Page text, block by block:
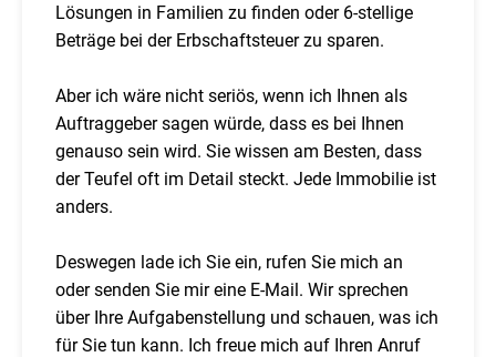
Lösungen in Familien zu finden oder 6-stellige
Beträge bei der Erbschaftsteuer zu sparen.
Aber ich wäre nicht seriös, wenn ich Ihnen als
Auftraggeber sagen würde, dass es bei Ihnen
genauso sein wird. Sie wissen am Besten, dass
der Teufel oft im Detail steckt. Jede Immobilie ist
anders.
Deswegen lade ich Sie ein, rufen Sie mich an
oder senden Sie mir eine E-Mail. Wir sprechen
über Ihre Aufgabenstellung und schauen, was ich
für Sie tun kann. Ich freue mich auf Ihren Anruf